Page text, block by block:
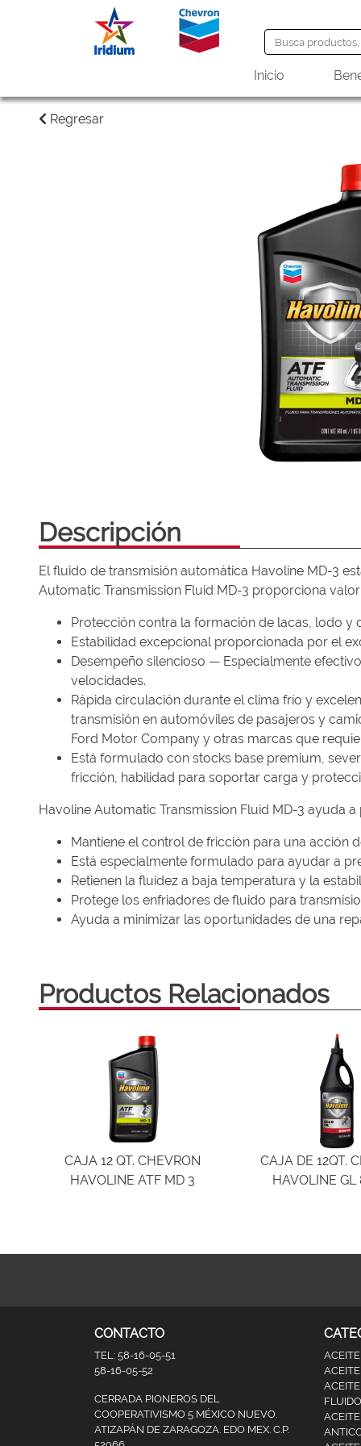
Inicio
Regresar
Descripción
El fluido de transmisión automática Havoline MD-3
Automatic Transmission Fluid MD-3 proporciona
Protección contra la formación de lacas, lodo y
Estabilidad excepcional proporcionada por el
Desempeño silencioso — Especialmente
velocidades.
Rápida circulación durante el clima frío y
transmisión en automóviles de pasajeros y
Ford Motor Company y otras marcas que
Está formulado con stocks base premium,
fricción, habilidad para soportar carga y
Havoline Automatic Transmission Fluid MD-3 ayuda
Mantiene el control de fricción para una acción
Está especialmente formulado para ayudar a
Retienen la fluidez a baja temperatura y la
Protege los enfriadores de fluido para
Ayuda a minimizar las oportunidades de una
Productos Relacionados
CAJA 12 QT. CHEVRON
HAVOLINE ATF MD 3
CAJA DE 12QT.
HAVOLINE
CONTACTO
TEL: 58-16-05-51
58-16-05-52
CERRADA PIONEROS DEL
COOPERATIVISMO 5 MÉXICO NUEVO.
ATIZAPÁN DE ZARAGOZA. EDO MEX. C.P.